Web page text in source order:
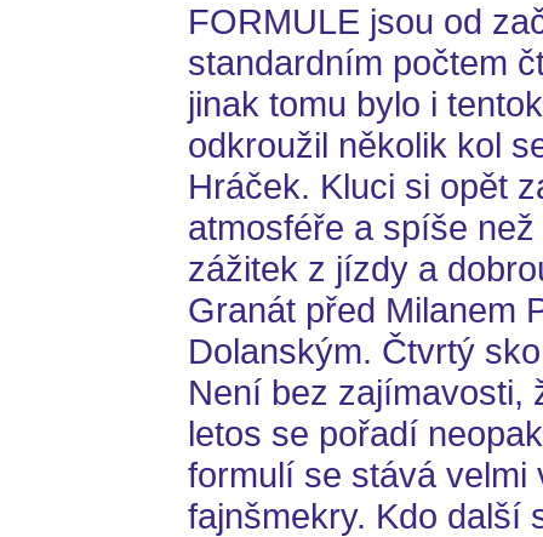
FORMULE jsou od
standardním počtem
jinak tomu bylo i
odkroužil několik kol
Hráček. Kluci si opět
atmosféře a spíše
zážitek z jízdy a
Granát před Milanem
Dolanským. Čtvrtý
Není bez zajímavosti,
letos se pořadí
formulí se stává velmi
fajnšmekry. Kdo další